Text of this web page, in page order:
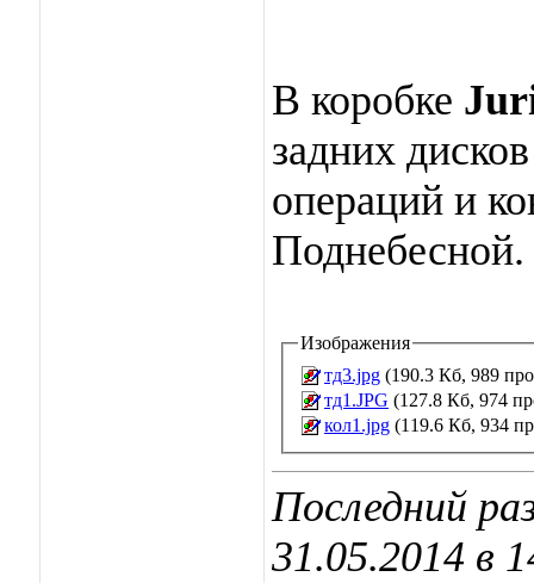
В коробке
задних
операций и
Поднебесной.
Изображения
тд3.jpg (190.3 Кб, 989
тд1.JPG (127.8 Кб, 974
кол1.jpg (119.6 Кб, 934
Последний
31.05.2014 в